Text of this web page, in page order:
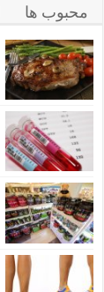
محبوب ها